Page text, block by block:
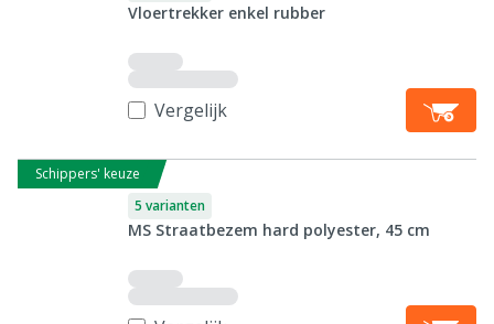
Vloertrekker enkel rubber
Vergelijk
Schippers' keuze
5 varianten
MS Straatbezem hard polyester, 45 cm